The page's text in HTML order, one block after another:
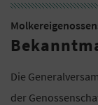
Die
der